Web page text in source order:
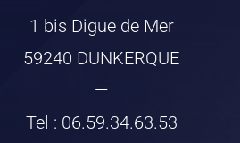
1 bis Digue de Mer
59240 DUNKERQUE
—
Tel : 06.59.34.63.53